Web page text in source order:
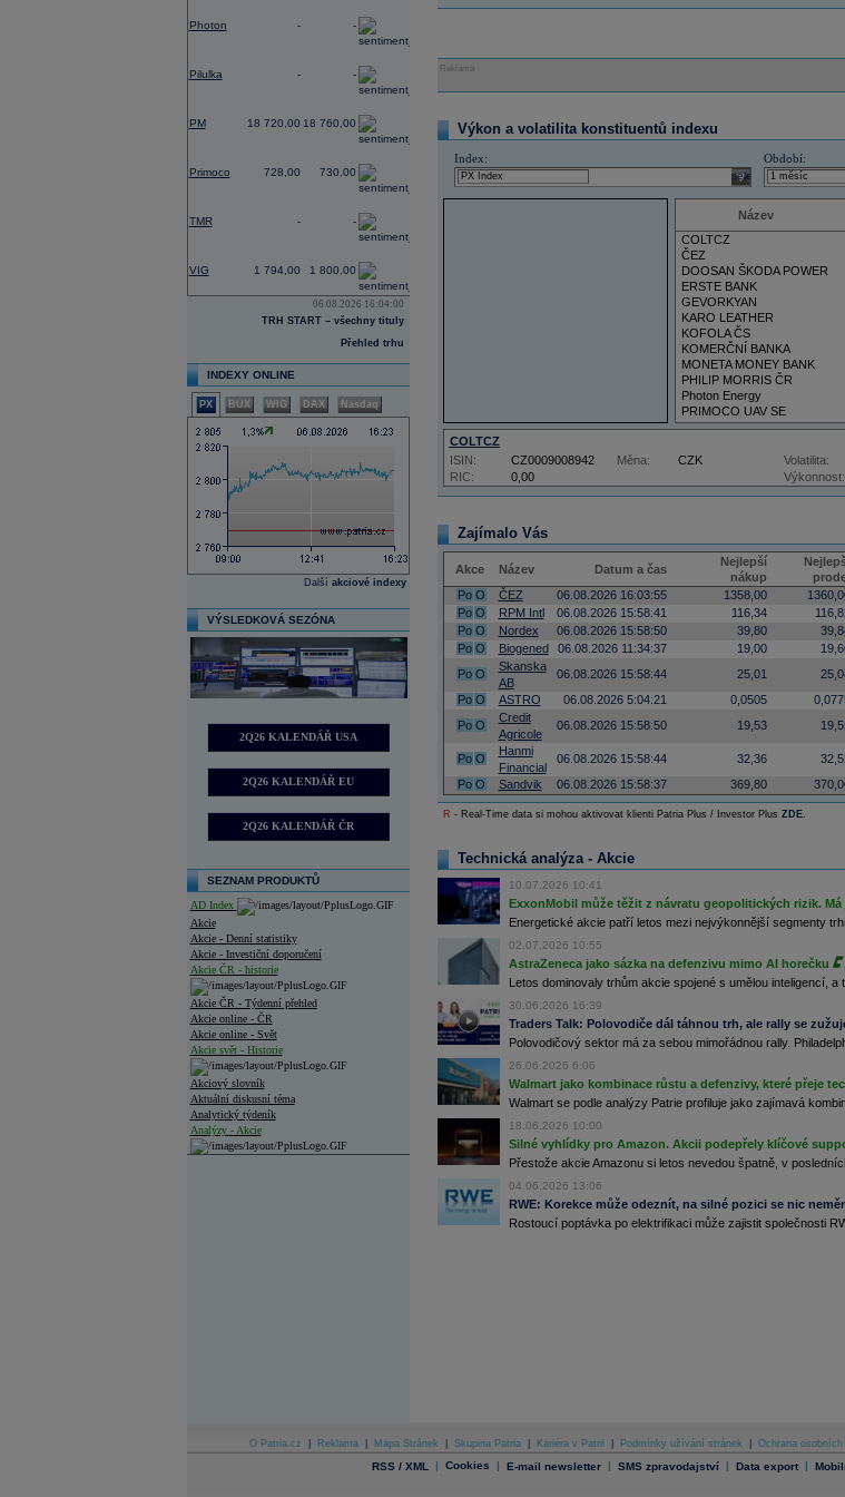
Photon - -
-
Pilulka - -
-
PM 18 720,00 18 760,00
Primoco 728,00 730,00
TMR - -
VIG 1 794,00 1 800,00
06.08.2026 16:04:00
TRH START – všechny tituly
Přehled trhu
INDEXY ONLINE
PX BUX WIG DAX Nasdaq
Další akciové indexy
VÝSLEDKOVÁ SEZÓNA
2Q26 KALENDÁŘ USA
2Q26 KALENDÁŘ EU
2Q26 KALENDÁŘ ČR
SEZNAM PRODUKTŮ
AD Index
Akcie
Akcie - Denní statistiky
Akcie - Investiční doporučení
Akcie ČR - historie
Akcie ČR - Týdenní přehled
Akcie online - ČR
Akcie online - Svět
Akcie svět - Historie
Akciový slovník
Aktuální diskusní téma
Analytický týdeník
Analýzy - Akcie
Archiv - Měnová politika
Reklama
Výkon a volatilita konstituentů indexu
Index:
select
Období:
Název
COLTCZ
ČEZ
DOOSAN ŠKODA POWER
ERSTE BANK
GEVORKYAN
KARO LEATHER
KOFOLA ČS
KOMERČNÍ BANKA
MONETA MONEY BANK
PHILIP MORRIS ČR
Photon Energy
PRIMOCO UAV SE
VIG
COLTCZ
RIC: 0,00
ISIN: CZ0009008942 Měna: CZK Volatilita:
Výkonnost:
Zajímalo Vás
Akce Název Datum a čas
Nejlepší
nákup
Po O ČEZ 06.08.2026 16:03:55 1358,00
Po O RPM Intl 06.08.2026 15:58:41 116,34
Po O Nordex 06.08.2026 15:58:50 39,80
Po O Biogened 06.08.2026 11:34:37 19,00
Po O
Skanska
AB
06.08.2026 15:58:44 25,01
Po O ASTRO 06.08.2026 5:04:21 0,0505
Po O
Credit
Agricole
06.08.2026 15:58:50 19,53
Po O
Hanmi
Financial
06.08.2026 15:58:44 32,36
Po O Sandvik 06.08.2026 15:58:37 369,80
R - Real-Time data si mohou aktivovat klienti Patria Plus / Investor Plus ZDE.
Technická analýza - Akcie
10.07.2026 10:41
ExxonMobil může těžit z návratu geopolitických rizik.
Energetické akcie patří letos mezi nejvýkonnější segmenty
02.07.2026 10:55
AstraZeneca jako sázka na defenzivu mimo AI horečku
Letos dominovaly trhům akcie spojené s umělou inteligencí, a
30.06.2026 16:39
Traders Talk: Polovodiče dál táhnou trh, ale rally se
Polovodičový sektor má za sebou mimořádnou rally.
26.06.2026 6:06
Walmart jako kombinace růstu a defenzivy, které přeje
Walmart se podle analýzy Patrie profiluje jako zajímavá
18.06.2026 10:00
Silné vyhlídky pro Amazon. Akcii podepřely klíčové
Přestože akcie Amazonu si letos nevedou špatně, v
04.06.2026 13:06
RWE: Korekce může odeznít, na silné pozici se nic
Rostoucí poptávka po elektrifikaci může zajistit společnosti
O Patria.cz Reklama Mapa Stránek Skupina Patria Kariéra v Patrii Podmínky užívání stránek Ochrana osobních
RSS / XML | Cookies | E-mail newsletter | SMS zpravodajství | Data export |